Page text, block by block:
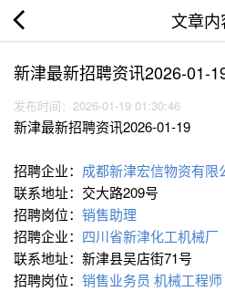
文章内
新津最新招聘资讯2026-01-
发布时间：2026-01-19 01:30:46
新津最新招聘资讯2026-01-19
招聘企业： 成都新津宏信物资有限
联系地址：交大路209号
招聘岗位： 销售助理
招聘企业： 四川省新津化工机械厂
联系地址：新津县吴店街71号
招聘岗位： 销售业务员 机械工程师